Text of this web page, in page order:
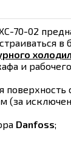
70-02
в
и рабочего
поверхность
(за
Danfoss;